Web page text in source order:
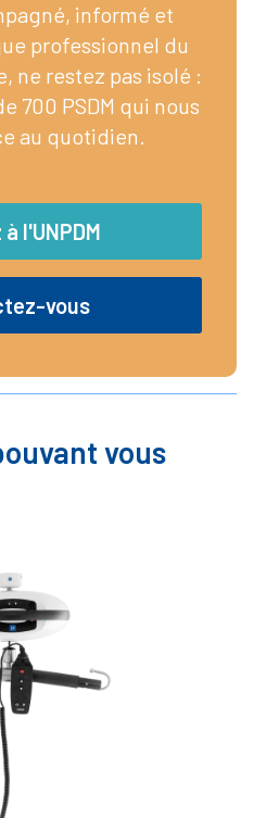
informé et
professionnel du
ne restez pas isolé :
700 PSDM qui nous
au quotidien.
l'UNPDM
vous
vous